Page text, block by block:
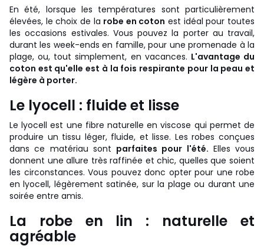
En été, lorsque les températures sont particulièrement
élevées, le choix de la robe en coton est idéal pour toutes
les occasions estivales. Vous pouvez la porter au travail,
durant les week-ends en famille, pour une promenade à la
plage, ou, tout simplement, en vacances. L'avantage du
coton est qu'elle est à la fois respirante pour la peau et
légère à porter.
Le lyocell : fluide et lisse
Le lyocell est une fibre naturelle en viscose qui permet de
produire un tissu léger, fluide, et lisse. Les robes conçues
dans ce matériau sont parfaites pour l'été. Elles vous
donnent une allure très raffinée et chic, quelles que soient
les circonstances. Vous pouvez donc opter pour une robe
en lyocell, légèrement satinée, sur la plage ou durant une
soirée entre amis.
La robe en lin : naturelle et
agréable